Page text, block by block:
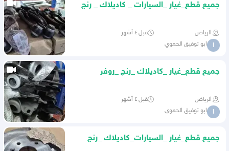
جميع قطع_غيار _السيارات _ كاديلاك _ رنج
الرياض قبل ٤ أشهر
ا ابو توفيق الحموي
جميع قطع_غيار _كاديلاك _رنج _روفر
الرياض قبل ٤ أشهر
ا ابو توفيق الحموي
جميع قطع_غيار _السيارات_كاديلاك _رنج